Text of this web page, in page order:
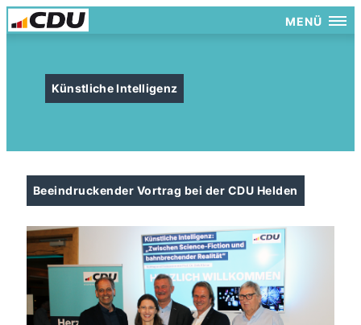
MENÜ
Künstliche Intelligenz
Beeindruckender Vortrag bei der CDU Helden